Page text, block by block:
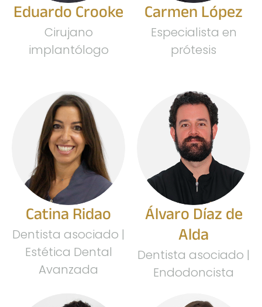
Eduardo Crooke
Cirujano
implantólogo
Carmen López
Especialista en
prótesis
Catina Ridao
Dentista asociado |
Estética Dental
Avanzada
Álvaro Díaz de
Alda
Dentista asociado |
Endodoncista